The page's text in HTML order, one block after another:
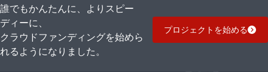
誰でもかんたんに、よりスピー
ディーに、
クラウドファンディングを始めら
れるようになりました。
プロジェクトを始める